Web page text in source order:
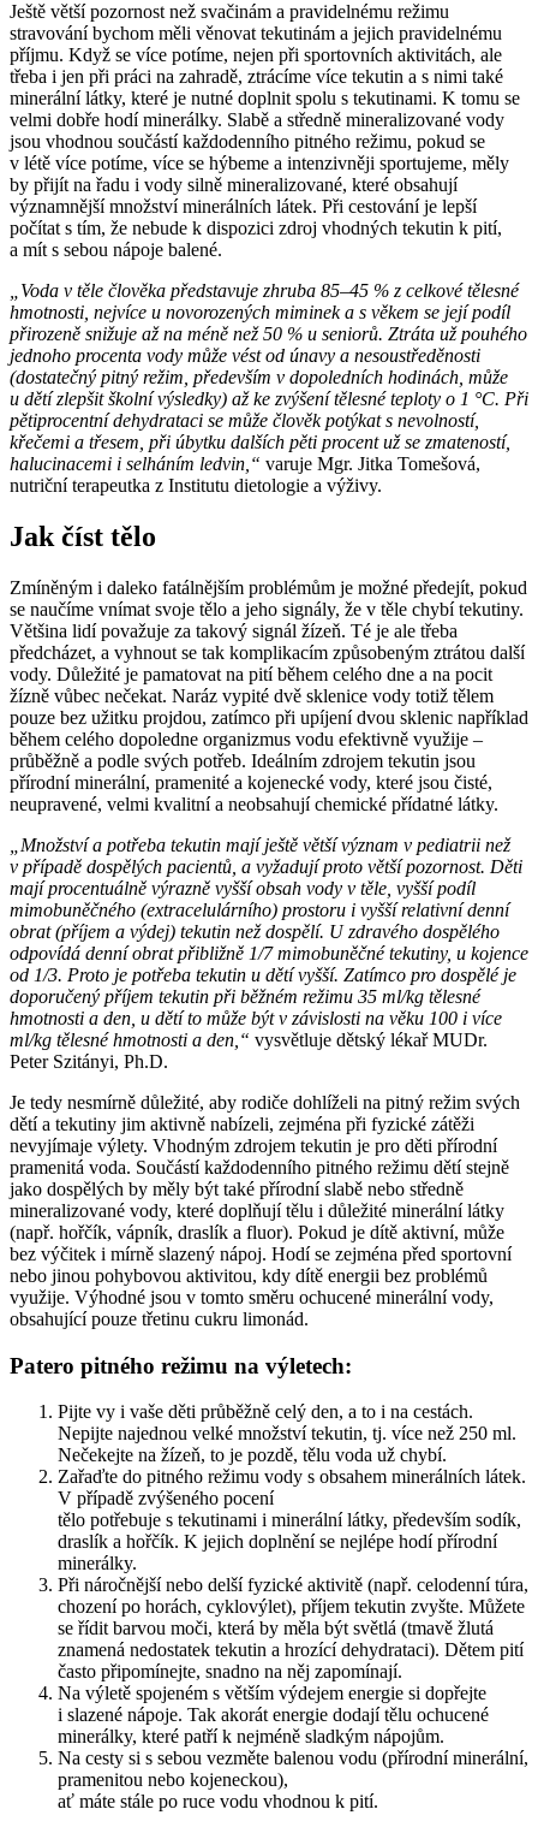
Ještě větší pozornost než svačinám a pravidelnému režimu
stravování bychom měli věnovat tekutinám a jejich pravidelnému
příjmu. Když se více potíme, nejen při sportovních aktivitách, ale
třeba i jen při práci na zahradě, ztrácíme více tekutin a s nimi také
minerální látky, které je nutné doplnit spolu s tekutinami. K tomu se
velmi dobře hodí minerálky. Slabě a středně mineralizované vody
jsou vhodnou součástí každodenního pitného režimu, pokud se
v létě více potíme, více se hýbeme a intenzivněji sportujeme, měly
by přijít na řadu i vody silně mineralizované, které obsahují
významnější množství minerálních látek. Při cestování je lepší
počítat s tím, že nebude k dispozici zdroj vhodných tekutin k pití,
a mít s sebou nápoje balené.
„Voda v těle člověka představuje zhruba 85–45 % z celkové tělesné
hmotnosti, nejvíce u novorozených miminek a s věkem se její podíl
přirozeně snižuje až na méně než 50 % u seniorů. Ztráta už pouhého
jednoho procenta vody může vést od únavy a nesoustředěnosti
(dostatečný pitný režim, především v dopoledních hodinách, může
u dětí zlepšit školní výsledky) až ke zvýšení tělesné teploty o 1 °C. Při
pětiprocentní dehydrataci se může člověk potýkat s nevolností,
křečemi a třesem, při úbytku dalších pěti procent už se zmateností,
halucinacemi i selháním ledvin,“ varuje Mgr. Jitka Tomešová,
nutriční terapeutka z Institutu dietologie a výživy.
Jak číst tělo
Zmíněným i daleko fatálnějším problémům je možné předejít, pokud
se naučíme vnímat svoje tělo a jeho signály, že v těle chybí tekutiny.
Většina lidí považuje za takový signál žízeň. Té je ale třeba
předcházet, a vyhnout se tak komplikacím způsobeným ztrátou další
vody. Důležité je pamatovat na pití během celého dne a na pocit
žízně vůbec nečekat. Naráz vypité dvě sklenice vody totiž tělem
pouze bez užitku projdou, zatímco při upíjení dvou sklenic například
během celého dopoledne organizmus vodu efektivně využije –
průběžně a podle svých potřeb. Ideálním zdrojem tekutin jsou
přírodní minerální, pramenité a kojenecké vody, které jsou čisté,
neupravené, velmi kvalitní a neobsahují chemické přídatné látky.
„Množství a potřeba tekutin mají ještě větší význam v pediatrii než
v případě dospělých pacientů, a vyžadují proto větší pozornost. Děti
mají procentuálně výrazně vyšší obsah vody v těle, vyšší podíl
mimobuněčného (extracelulárního) prostoru i vyšší relativní denní
obrat (příjem a výdej) tekutin než dospělí. U zdravého dospělého
odpovídá denní obrat přibližně 1/7 mimobuněčné tekutiny, u kojence
od 1/3. Proto je potřeba tekutin u dětí vyšší. Zatímco pro dospělé je
doporučený příjem tekutin při běžném režimu 35 ml/kg tělesné
hmotnosti a den, u dětí to může být v závislosti na věku 100 i více
ml/kg tělesné hmotnosti a den,“ vysvětluje dětský lékař MUDr.
Peter Szitányi, Ph.D.
Je tedy nesmírně důležité, aby rodiče dohlíželi na pitný režim svých
dětí a tekutiny jim aktivně nabízeli, zejména při fyzické zátěži
nevyjímaje výlety. Vhodným zdrojem tekutin je pro děti přírodní
pramenitá voda. Součástí každodenního pitného režimu dětí stejně
jako dospělých by měly být také přírodní slabě nebo středně
mineralizované vody, které doplňují tělu i důležité minerální látky
(např. hořčík, vápník, draslík a fluor). Pokud je dítě aktivní, může
bez výčitek i mírně slazený nápoj. Hodí se zejména před sportovní
nebo jinou pohybovou aktivitou, kdy dítě energii bez problémů
využije. Výhodné jsou v tomto směru ochucené minerální vody,
obsahující pouze třetinu cukru limonád.
Patero pitného režimu na výletech:
Pijte vy i vaše děti průběžně celý den, a to i na cestách.
Nepijte najednou velké množství tekutin, tj. více než 250 ml.
Nečekejte na žízeň, to je pozdě, tělu voda už chybí.
Zařaďte do pitného režimu vody s obsahem minerálních látek.
V případě zvýšeného pocení
tělo potřebuje s tekutinami i minerální látky, především sodík,
draslík a hořčík. K jejich doplnění se nejlépe hodí přírodní
minerálky.
Při náročnější nebo delší fyzické aktivitě (např. celodenní túra,
chození po horách, cyklovýlet), příjem tekutin zvyšte. Můžete
se řídit barvou moči, která by měla být světlá (tmavě žlutá
znamená nedostatek tekutin a hrozící dehydrataci). Dětem pití
často připomínejte, snadno na něj zapomínají.
Na výletě spojeném s větším výdejem energie si dopřejte
i slazené nápoje. Tak akorát energie dodají tělu ochucené
minerálky, které patří k nejméně sladkým nápojům.
Na cesty si s sebou vezměte balenou vodu (přírodní minerální,
pramenitou nebo kojeneckou),
ať máte stále po ruce vodu vhodnou k pití.